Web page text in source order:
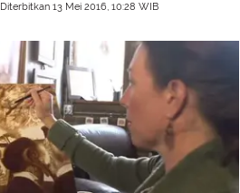
Diterbitkan 13 Mei 2016, 10:28 WIB